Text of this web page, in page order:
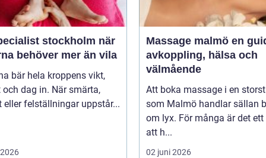
stockholm när
behöver mer än vila
bär hela kroppens vikt,
och dag in. När smärta,
eller felställningar uppstår...
Massage malmö en guide till
avkoppling, hälsa och
välmående
Att boka massage i en
som Malmö handlar sällan
om lyx. För många är det
att h...
02 juni 2026